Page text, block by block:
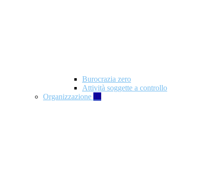
Burocrazia zero
Attività soggette a controllo
Organizzazione 10